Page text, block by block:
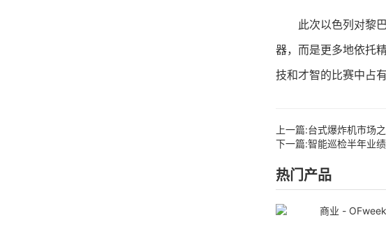
此次以色列对黎巴
器，而是更多地依托
技和才智的比赛中占
上一篇:台式爆炸机市场
下一篇:智能巡检半年业
热门产品